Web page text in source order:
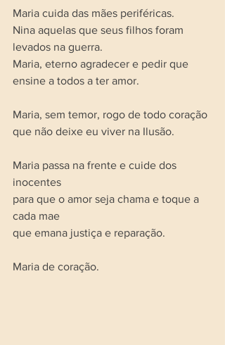
Maria cuida das mães periféricas.
Nina aquelas que seus filhos foram
levados na guerra.
Maria, eterno agradecer e pedir que
ensine a todos a ter amor.
Maria, sem temor, rogo de todo coração
que não deixe eu viver na Ilusão.
Maria passa na frente e cuide dos
inocentes
para que o amor seja chama e toque a
cada mae
que emana justiça e reparação.
Maria de coração.